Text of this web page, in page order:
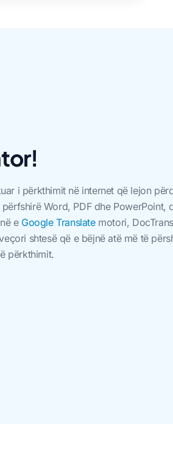
i përkthimit në internet që lejon
Word, PDF dhe PowerPoint,
e Google Translatemotori,
shtesë që e bëjnë atë më të
përkthimit.